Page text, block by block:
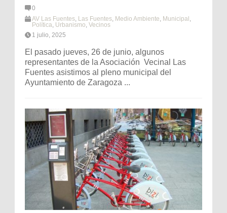
0
AV Las Fuentes Las Fuentes Medio Ambiente Municipal
Política Urbanismo Vecinos
1 julio, 2025
El pasado jueves, 26 de junio, algunos
representantes de la Asociación Vecinal Las
Fuentes asistimos al pleno municipal del
Ayuntamiento de Zaragoza ...